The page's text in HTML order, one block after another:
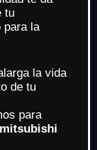
tu
para la
la vida
de tu
para
mitsubishi